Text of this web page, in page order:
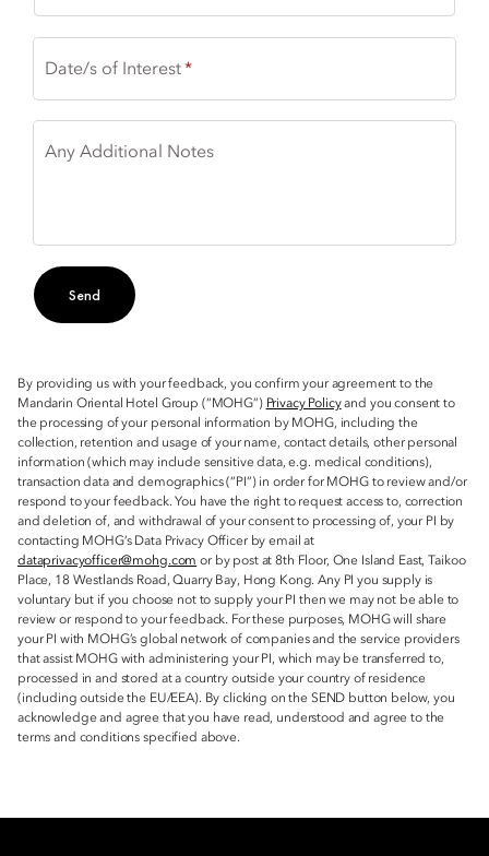
Date/s of Interest
Any Additional Notes
Send
By providing us with your feedback, you confirm your agreement to the
Mandarin Oriental Hotel Group (“MOHG”) Privacy Policyand you consent to
the processing of your personal information by MOHG, including the
collection, retention and usage of your name, contact details, other personal
information (which may include sensitive data, e.g. medical conditions),
transaction data and demographics (“PI”) in order for MOHG to review and/or
respond to your feedback. You have the right to request access to, correction
and deletion of, and withdrawal of your consent to processing of, your PI by
contacting MOHG’s Data Privacy Officer by email at
dataprivacyofficer@mohg.com or by post at 8th Floor, One Island East, Taikoo
Place, 18 Westlands Road, Quarry Bay, Hong Kong. Any PI you supply is
voluntary but if you choose not to supply your PI then we may not be able to
review or respond to your feedback. For these purposes, MOHG will share
your PI with MOHG’s global network of companies and the service providers
that assist MOHG with administering your PI, which may be transferred to,
processed in and stored at a country outside your country of residence
(including outside the EU/EEA). By clicking on the SEND button below, you
acknowledge and agree that you have read, understood and agree to the
terms and conditions specified above.